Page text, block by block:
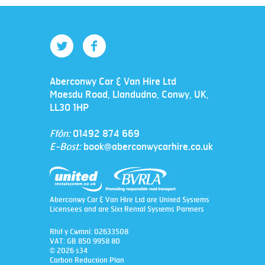
Twitter Facebook
Aberconwy Car & Van Hire Ltd
Maesdu Road
Llandudno Conwy UK
LL30 1HP
Ffôn: 01492 874 669
E-Bost: book@aberconwycarhire.co.uk
Aberconwy Car & Van Hire Ltd are United Systems
Licensees and are Sixt Rental Systems Partners
Rhif y Cwmni: 02633508
VAT: GB 850 9958 80
© 2026 s34
Carbon Reduction Plan